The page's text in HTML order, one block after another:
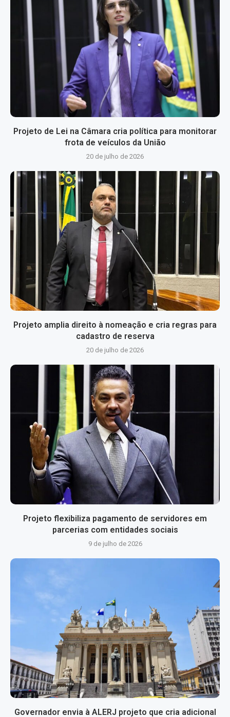
Projeto de Lei na Câmara cria política para monitorar
frota de veículos da União
20 de julho de 2026
Projeto amplia direito à nomeação e cria regras para
cadastro de reserva
20 de julho de 2026
Projeto flexibiliza pagamento de servidores em
parcerias com entidades sociais
9 de julho de 2026
Governador envia à ALERJ projeto que cria adicional